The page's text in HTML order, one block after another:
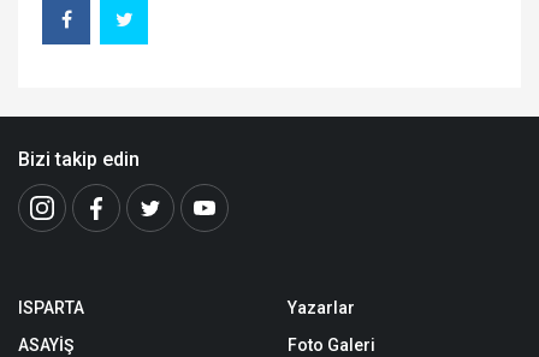
Bizi takip edin
ISPARTA
ASAYİŞ
Yazarlar
Foto Galeri